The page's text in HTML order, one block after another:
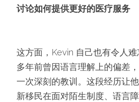
讨论如何提供更好的医疗服务
这方面，Kevin 自己也有令人难
多年前曾因语言理解上的偏差
一次深刻的教训。这段经历让
新移民在面对陌生制度、语言